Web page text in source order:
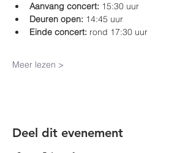
Aanvang concert: 15:30 uur
Deuren open: 14:45 uur
Einde concert: rond 17:30 uur
Meer lezen >
Deel dit evenement